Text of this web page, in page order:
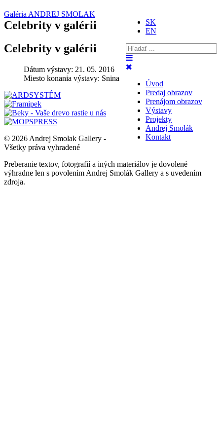
Galéria ANDREJ SMOLAK
SK
EN
Úvod
Predaj obrazov
Prenájom obrazov
Výstavy
Projekty
Andrej Smolák
Kontakt
Celebrity v galérii
Celebrity v galérii
Dátum výstavy: 21. 05. 2016
Miesto konania výstavy: Snina
© 2026 Andrej Smolak Gallery -
Všetky práva vyhradené
Preberanie textov, fotografií a iných materiálov je dovolené
výhradne len s povolením Andrej Smolák Gallery a s uvedením
zdroja.